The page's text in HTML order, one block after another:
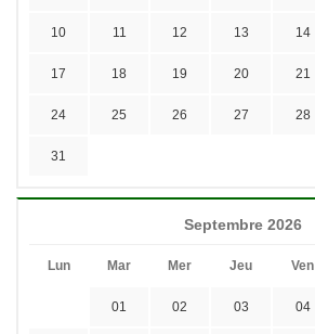
10 11 12 13 14
17 18 19 20 21
24 25 26 27 28
31
Septembre 2026
Lun Mar Mer Jeu Ven
01 02 03 04